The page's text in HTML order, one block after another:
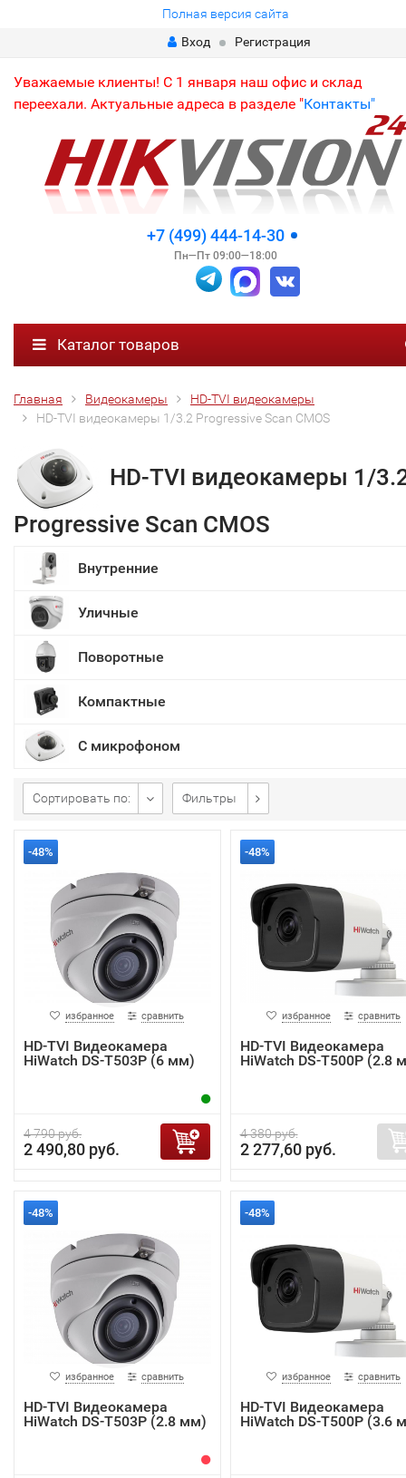
Полная версия сайта
Вход
Регистрация
Уважаемые клиенты! С 1 января наш офис и склад
переехали. Актуальные адреса в разделе "Контакты"
+7 (499) 444-14-30
Пн—Пт 09:00—18:00
Каталог товаров
Главная Видеокамеры
HD-TVI видеокамеры
HD-TVI видеокамеры 1/3.2 Progressive Scan CMOS
HD-TVI видеокамеры 1/
Progressive Scan CMOS
Внутренние
Уличные
Поворотные
Компактные
С микрофоном
Сортировать по: Фильтры
-48%
избранное сравнить
HD-TVI Видеокамера
HiWatch DS-T503P (6 мм)
4 790 руб.
2 490,80 руб.
-48%
избранное сравнить
HD-TVI Видеокамера
HiWatch DS-T500P (2.8
4 380 руб.
2 277,60 руб.
-48%
избранное сравнить
HD-TVI Видеокамера
HiWatch DS-T503P (2.8 мм)
-48%
избранное сравнить
HD-TVI Видеокамера
HiWatch DS-T500P (3.6